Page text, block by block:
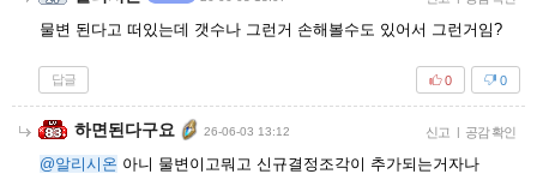
물변 된다고 떠있는데 갯수나 그런거 손해볼수도 있어서 그런거임?
답글 0
0
하면된다구요 26-06-03 13:12 신고 | 공감 확인
@알리시온 아니 물변이고뭐고 신규결정조각이 추가되는거자나